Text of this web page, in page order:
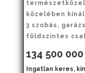
közelében
3 szobás,
földszintes
134 500 000
Ingatlan keres,